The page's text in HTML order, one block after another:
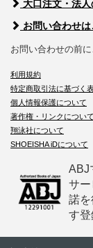
大口注文・法
お問い合わせは
お問い合わせの前に
利用規約
特定商取引法に基づく
個人情報保護について
著作権・リンクについて
翔泳社について
SHOEISHA iDについて
ABJ
サ
諾
す登